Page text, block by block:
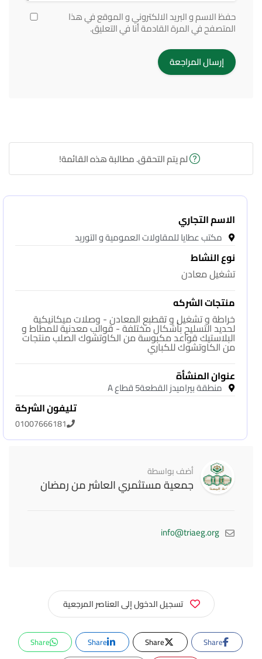
حفظ الاسم و البريد الالكتروني و الموقع في هذا
المتصفح في المرة القادمة أنا في التعليق.
لم يتم التحقق. مطالبة هذه القائمة!
الاسم التجاري
مكتب عطايا للمقاولات العمومية و التوريد
نوع النشاط
تشغيل معادن
منتجات الشركه
خراطة و تشغيل و تقطبع المعادن - وصلات ميكانيكية
لحديد التسليح بأشكال مختلفة - قوالب معدنية للمطاط و
البلاستيك قواعد مكبوسة من الكاوتشوك الصلب منتجات
من الكاوتشوك للكباري
عنوان المنشأة
منطقة بيراميدز القطعة5 قطاع A
تليفون الشركة
01007666181
أضف بواسطة
جمعية مستثمري العاشر من رمضان
info@triaeg.org
تسجيل الدخول إلى العناصر المرجعية
Share
Share
Share
Share